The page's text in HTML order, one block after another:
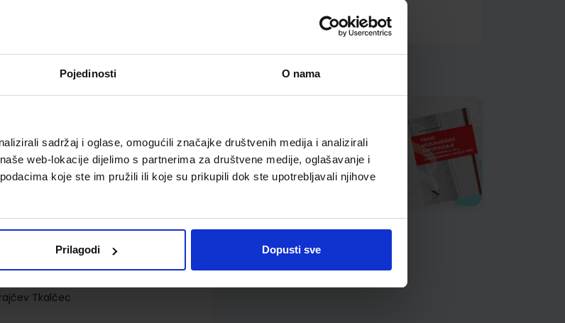
Pojedinosti O nama
sadržaj i oglase, omogućili značajke društvenih medija i analizirali
web-lokacije dijelimo s partnerima za društvene medije, oglašavanje i
koje ste im pružili ili koje su prikupili dok ste upotrebljavali njihove
Prilagodi Dopusti sve
s prilagođenim sadržajem za 1.
Tkalčec